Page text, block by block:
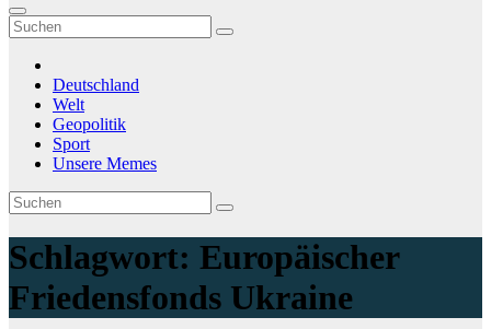
Deutschland
Welt
Geopolitik
Sport
Unsere Memes
Schlagwort: Europäischer
Friedensfonds Ukraine